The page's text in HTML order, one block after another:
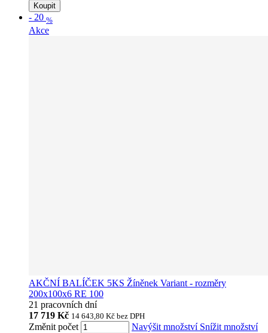
Koupit
- 20 %
Akce
AKČNÍ BALÍČEK 5KS Žíněnek Variant - rozměry
200x100x6 RE 100
21 pracovních dní
17 719 Kč 14 643,80 Kč bez DPH
Změnit počet Navýšit množství Snížit množství